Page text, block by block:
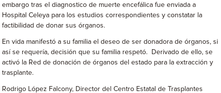
embargo tras el diagnostico de muerte encefálica fue enviada a
Hospital Celeya para los estudios correspondientes y constatar la
factibilidad de donar sus órganos.
En vida manifestó a su familia el deseo de ser donadora de órganos, si
así se requería, decisión que su familia respetó. Derivado de ello, se
activó la Red de donación de órganos del estado para la extracción y
trasplante.
Rodrigo López Falcony, Director del Centro Estatal de Trasplantes